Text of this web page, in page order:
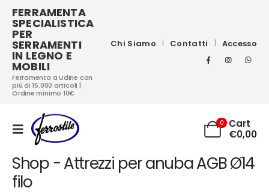
FERRAMENTA
SPECIALISTICA
PER
SERRAMENTI
IN LEGNO E
MOBILI
Ferramenta a Udine con
più di 15.000 articoli |
Ordine minimo 10€
Chi Siamo Contatti Accesso
0
Cart
€0,00
Shop - Attrezzi per anuba AGB Ø14
filo